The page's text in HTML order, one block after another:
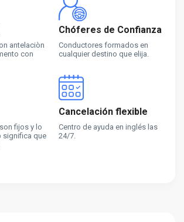
antelaciòn
con
Chóferes de Confianza
Conductores formados en
cualquier destino que elija.
fijos y lo
significa que
Cancelación flexible
Centro de ayuda en inglés las
24/7.